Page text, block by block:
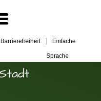
Barrierefreiheit Einfache
Sprache